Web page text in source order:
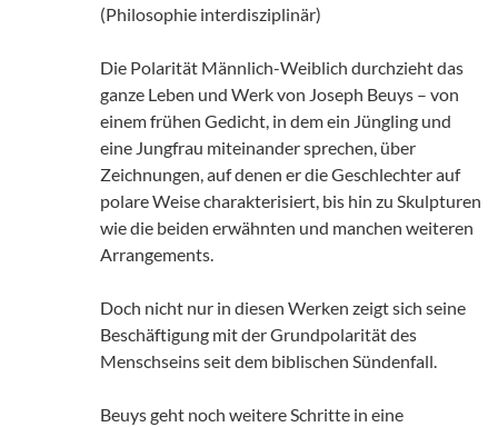
(Philosophie interdisziplinär)
Die Polarität Männlich-Weiblich durchzieht das
ganze Leben und Werk von Joseph Beuys – von
einem frühen Gedicht, in dem ein Jüngling und
eine Jungfrau miteinander sprechen, über
Zeichnungen, auf denen er die Geschlechter auf
polare Weise charakterisiert, bis hin zu Skulpturen
wie die beiden erwähnten und manchen weiteren
Arrangements.
Doch nicht nur in diesen Werken zeigt sich seine
Beschäftigung mit der Grundpolarität des
Menschseins seit dem biblischen Sündenfall.
Beuys geht noch weitere Schritte in eine